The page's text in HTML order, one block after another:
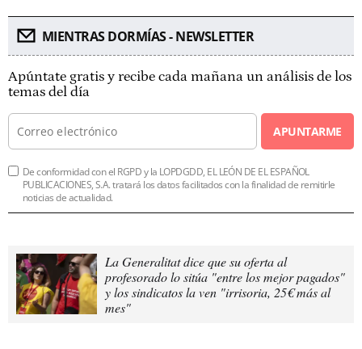
MIENTRAS DORMÍAS - NEWSLETTER
Apúntate gratis y recibe cada mañana un análisis de los
temas del día
APUNTARME
De conformidad con el RGPD y la LOPDGDD, EL LEÓN DE EL ESPAÑOL
PUBLICACIONES, S.A. tratará los datos facilitados con la finalidad de remitirle
noticias de actualidad.
La Generalitat dice que su oferta al
profesorado lo sitúa "entre los mejor pagados"
y los sindicatos la ven "irrisoria, 25€ más al
mes"